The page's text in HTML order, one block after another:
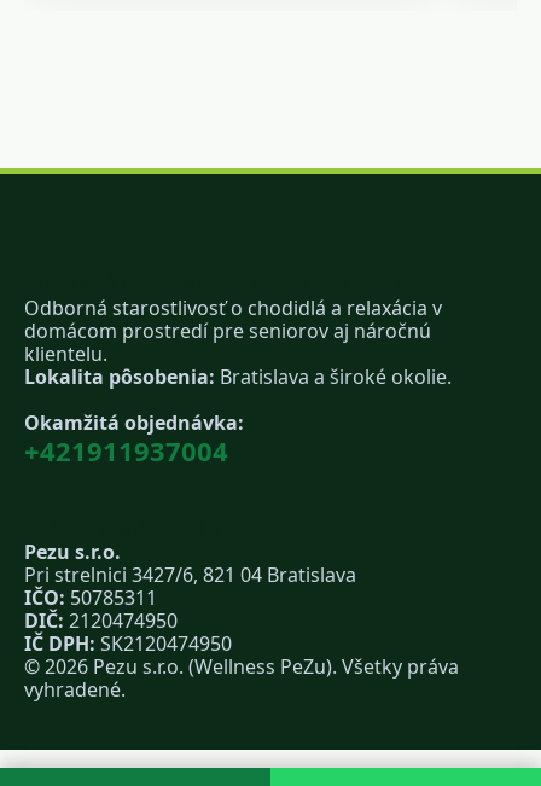
Odborná starostlivosť o chodidlá a relaxácia v
domácom prostredí pre seniorov aj náročnú
klientelu.
Lokalita pôsobenia: Bratislava a široké okolie.
Okamžitá objednávka:
+421911937004
Pezu s.r.o.
Pri strelnici 3427/6, 821 04 Bratislava
IČO: 50785311
DIČ: 2120474950
IČ DPH: SK2120474950
© 2026 Pezu s.r.o. (Wellness PeZu). Všetky práva
vyhradené.